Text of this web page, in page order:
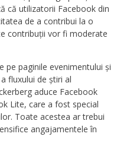
că utilizatorii Facebook din
de a contribui la o
contribuții vor fi moderate
pe paginile evenimentului și
fluxului de știri al
aduce Facebook
Lite, care a fost special
Toate acestea ar trebui
angajamentele în